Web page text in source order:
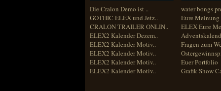
Die Cralon Demo ist ..
GOTHIC ELEX und Jetz..
CRALON TRAILER ONLIN..
ELEX2 Kalender Dezem..
ELEX2 Kalender Motiv..
ELEX2 Kalender Motiv..
ELEX2 Kalender Motiv..
ELEX2 Kalender Motiv..
water bongs
Eure Meinung
ELEX Eure
Fragen zum
Euer Portfolio
Grafik Show